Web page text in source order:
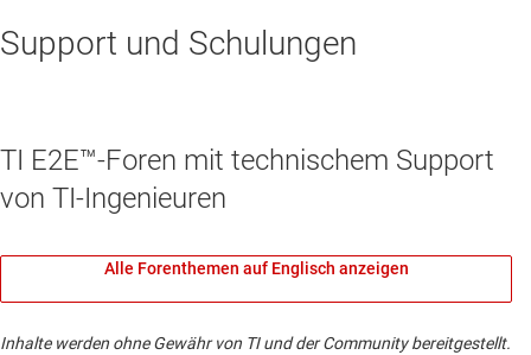
Support und Schulungen
TI E2E™-Foren mit technischem Support
von TI-Ingenieuren
Alle Forenthemen auf Englisch anzeigen
Inhalte werden ohne Gewähr von TI und der Community bereitgestellt.